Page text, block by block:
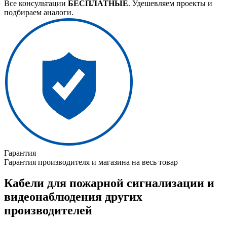
Все консультации БЕСПЛАТНЫЕ. Удешевляем проекты и
подбираем аналоги.
Гарантия
Гарантия производителя и магазина на весь товар
Кабели для пожарной сигнализации и
видеонаблюдения других
производителей